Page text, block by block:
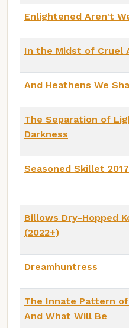
Enlightened Aren't
In the Midst of Cruel
And Heathens We
The Separation of
Darkness
Seasoned Skillet 2017
Billows Dry-Hopped
(2022+)
Dreamhuntress
The Innate Pattern
And What Will Be